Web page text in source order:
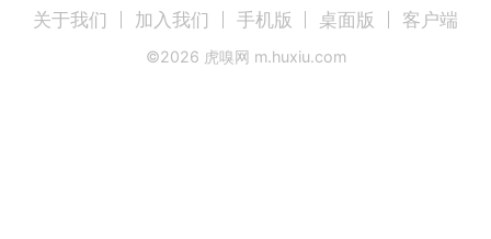
关于我们 加入我们 手机版 桌面版 客户端
©2026 虎嗅网 m.huxiu.com